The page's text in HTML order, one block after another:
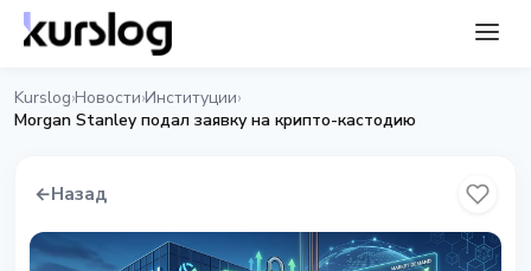
Kurslog›Новости›Институции›
Morgan Stanley подал заявку на крипто-кастодию
←Назад